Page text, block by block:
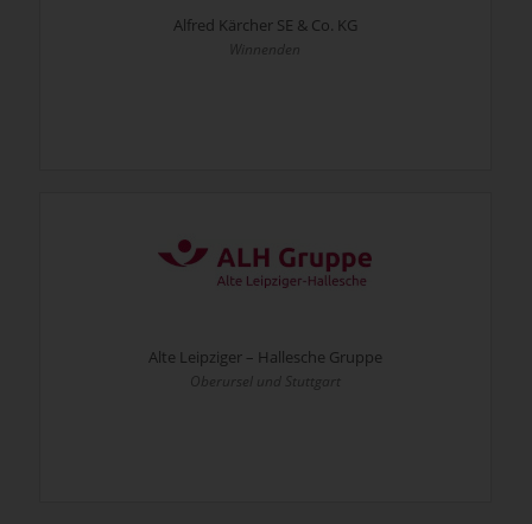
Alfred Kärcher SE & Co. KG
Winnenden
Alte Leipziger – Hallesche Gruppe
Oberursel und Stuttgart